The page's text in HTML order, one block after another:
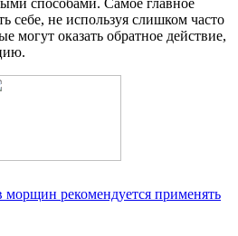
способами. Самое главное
себе, не используя слишком часто
могут оказать обратное действие,
морщин рекомендуется применять